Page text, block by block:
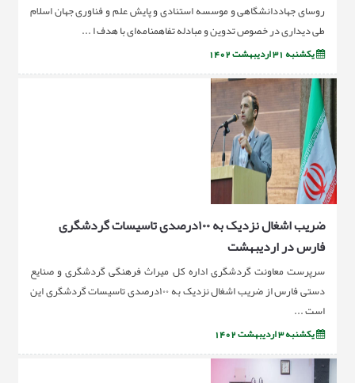
روسای جهاددانشگاهی و موسسه استنادی و پایش علم و فناوری جهان اسلام
طی دیداری در خصوص تدوین و مبادله تفاهمنامه‌ای با هدف ا ...
یکشنبه 31 اردیبهشت 1402
ضریب اشغال نزدیک به ۱۰۰درصدی تاسیسات گردشگری
فارس در اردیبهشت
سرپرست معاونت گردشگری اداره کل میراث فرهنگی گردشگری و صنایع
دستی فارس از ضریب اشغال نزدیک به ۱۰۰درصدی تاسیسات گردشگری این
است ...
یکشنبه 3 اردیبهشت 1402